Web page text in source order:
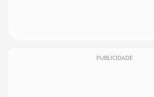
PUBLICIDADE